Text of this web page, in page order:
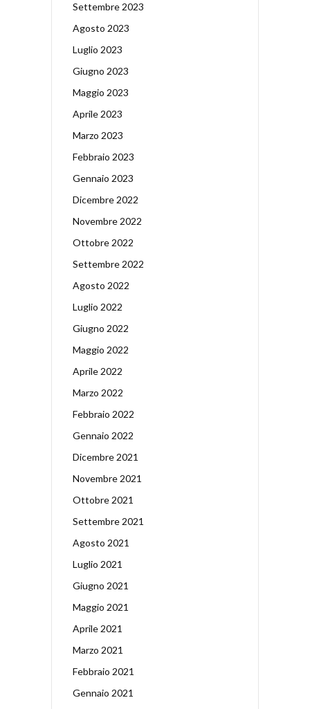
Settembre 2023
Agosto 2023
Luglio 2023
Giugno 2023
Maggio 2023
Aprile 2023
Marzo 2023
Febbraio 2023
Gennaio 2023
Dicembre 2022
Novembre 2022
Ottobre 2022
Settembre 2022
Agosto 2022
Luglio 2022
Giugno 2022
Maggio 2022
Aprile 2022
Marzo 2022
Febbraio 2022
Gennaio 2022
Dicembre 2021
Novembre 2021
Ottobre 2021
Settembre 2021
Agosto 2021
Luglio 2021
Giugno 2021
Maggio 2021
Aprile 2021
Marzo 2021
Febbraio 2021
Gennaio 2021